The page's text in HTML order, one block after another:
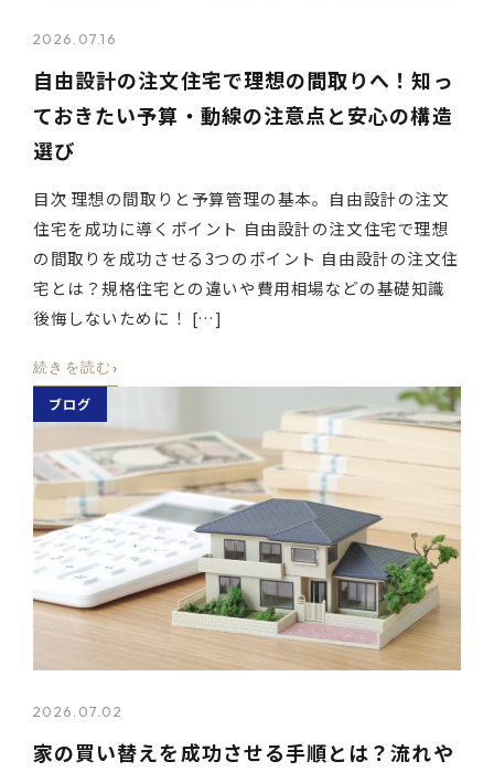
2026.07.16
自由設計の注文住宅で理想の間取りへ！知っ
ておきたい予算・動線の注意点と安心の構造
選び
目次 理想の間取りと予算管理の基本。自由設計の注文
住宅を成功に導くポイント 自由設計の注文住宅で理想
の間取りを成功させる3つのポイント 自由設計の注文住
宅とは？規格住宅との違いや費用相場などの基礎知識
後悔しないために！ […]
続きを読む ›
ブログ
2026.07.02
家の買い替えを成功させる手順とは？流れや